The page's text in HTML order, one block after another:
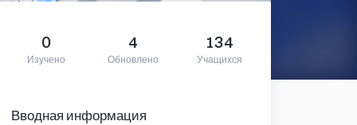
0
Изучено
4
Обновлено
134
Учащихся
Вводная информация